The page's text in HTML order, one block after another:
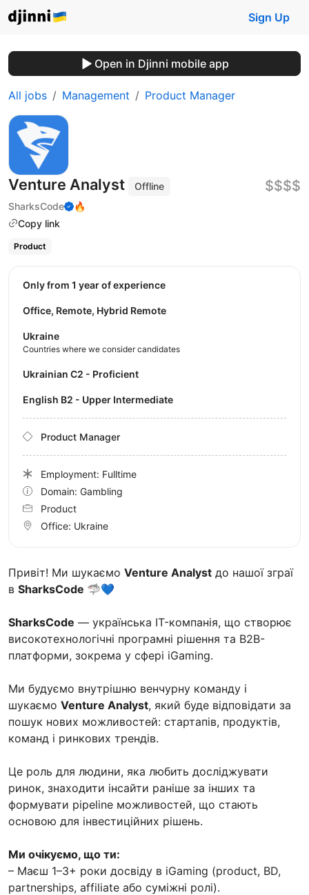
Sign Up
Open in Djinni mobile app
All jobs Management Product Manager
Venture Analyst
Offline
SharksCode
🔥
Copy link
$$$$
Product
Привіт! Ми шукаємо Venture Analyst до нашої зграї
в SharksCode 🦈💙
SharksCode — українська IT-компанія, що створює
високотехнологічні програмні рішення та B2B-
платформи, зокрема у сфері iGaming.
Ми будуємо внутрішню венчурну команду і
шукаємо Venture Analyst, який буде відповідати за
пошук нових можливостей: стартапів, продуктів,
команд і ринкових трендів.
Це роль для людини, яка любить досліджувати
ринок, знаходити інсайти раніше за інших та
формувати pipeline можливостей, що стають
основою для інвестиційних рішень.
Ми очікуємо, що ти:
– Маєш 1–3+ роки досвіду в iGaming (product, BD,
partnerships, affiliate або суміжні ролі).
Only from 1 year of experience
Office, Remote, Hybrid Remote
Ukraine
Countries where we consider candidates
Ukrainian C2 - Proficient
English B2 - Upper Intermediate
Product Manager
Employment: Fulltime
Domain: Gambling
Product
Office: Ukraine